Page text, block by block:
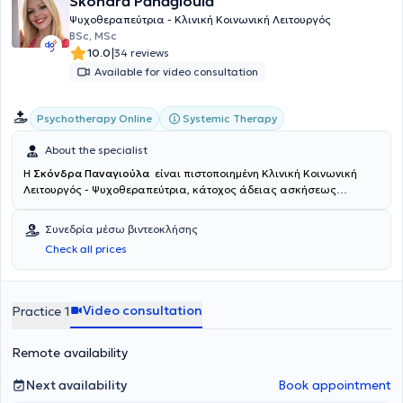
Ψυχοθεραπεύτρια - Κλινική Κοινωνική Λειτουργός
BSc, MSc
10.0|34 reviews
Available for video consultation
Psychotherapy Online Systemic Therapy
About the specialist
Η Σκόνδρα Παναγιούλα είναι πιστοποιημένη Κλινική Κοινωνική
Λειτουργός - Ψυχοθεραπεύτρια, κάτοχος άδειας ασκήσεως
Πατρών. Εξειδικεύτηκε και ολοκλήρωσε την 4ετή εκπαίδευση της
στη Συστημική - Οικογενειακή Ψυχοθεραπεία στην Εταιρεία
Συστημικής Θεραπείας και Παρέμβασης σε Άτομα,Οικογένειες και
Ευρύτερα Συστήματα (ΕΣΥΘΕΠΑΣ),αποκτώντας πολύτιμη κλινική
ψυχοθεραπευτές. Μεγαλώνοντας είχε πάντα την ανάγκη να
καταλάβει και να εξερευνήσει πως οι άνθρωποι έρχονται σε επαφή
πως θα συμπεριφερθούν και αντιδράσουν. Στη συνέχεια
απαντήσεις η διαδικασία της Ψυχοθεραπείας. Κατέχει
Συνεδρία μέσω βιντεοκλήσης
Check all prices
Practice 1 Video consultation
Remote availability
Next availability
Book appointment